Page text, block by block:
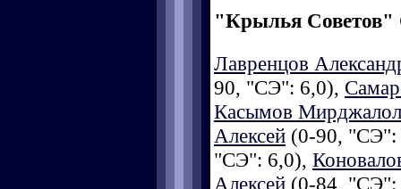
"Крылья Советов"
Лавренцов
90, "СЭ": 6,0),
Касымов Мирджалол
Алексей (0-90,
"СЭ": 6,0),
Алексей (0-84,